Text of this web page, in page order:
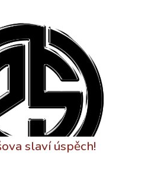
slaví úspěch!